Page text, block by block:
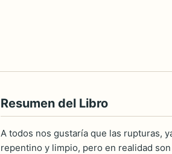
Resumen del Libro
A todos nos gustaría que las rupturas,
repentino y limpio, pero en realidad